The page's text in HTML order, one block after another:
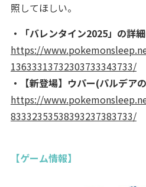
照してほしい。
・「バレンタイン2025」の詳
https://
13633313732303733343733/
・【新登場】ウパー(パルデア
https://
83332353538393237383733/
【ゲーム情報】